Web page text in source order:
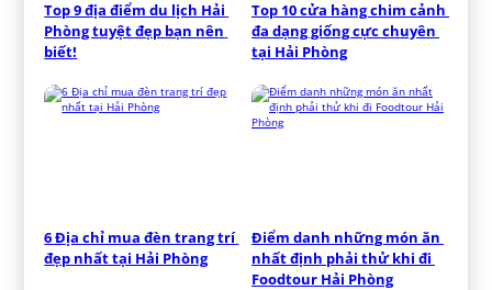
Top 9 địa điểm du lịch Hải
Phòng tuyệt đẹp bạn nên
biết!
Top 10 cửa hàng chim cảnh
đa dạng giống cực chuyên
tại Hải Phòng
6 Địa chỉ mua đèn trang trí
đẹp nhất tại Hải Phòng
Điểm danh những món ăn
nhất định phải thử khi đi
Foodtour Hải Phòng